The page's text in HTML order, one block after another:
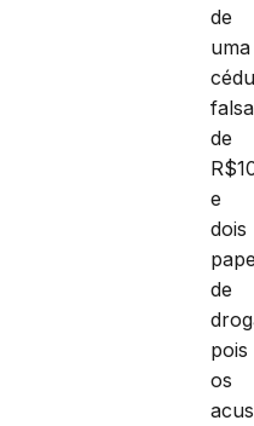
de
uma
falsa
de
e
dois
de
pois
os